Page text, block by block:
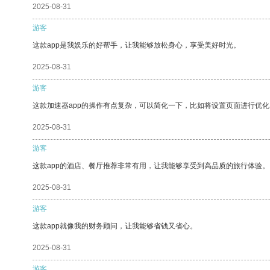
2025-08-31
游客
这款app是我娱乐的好帮手，让我能够放松身心，享受美好时光。
2025-08-31
游客
这款加速器app的操作有点复杂，可以简化一下，比如将设置页面进行优
2025-08-31
游客
这款app的酒店、餐厅推荐非常有用，让我能够享受到高品质的旅行体验。
2025-08-31
游客
这款app就像我的财务顾问，让我能够省钱又省心。
2025-08-31